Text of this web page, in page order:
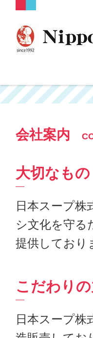
会社案内
大切なもの
日本スープ株
シ文化を守る
提供しており
こだわり
日本スープ株